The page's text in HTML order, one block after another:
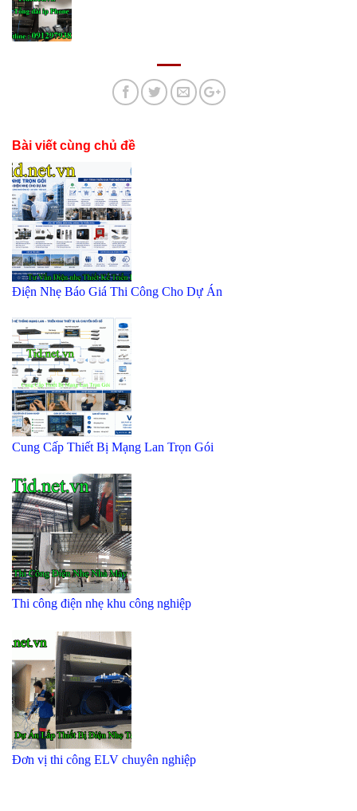
Bài viết cùng chủ đề
Điện Nhẹ Báo Giá Thi Công Cho Dự Án
Cung Cấp Thiết Bị Mạng Lan Trọn Gói
Thi công điện nhẹ khu công nghiệp
Đơn vị thi công ELV chuyên nghiệp